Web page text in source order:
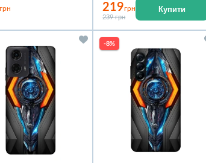
грн 219грн
239 грн
Купити
-8%